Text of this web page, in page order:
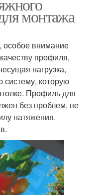
монтажа
особое внимание
профиля,
нагрузка,
которую
Профиль для
без проблем, не
натяжения.